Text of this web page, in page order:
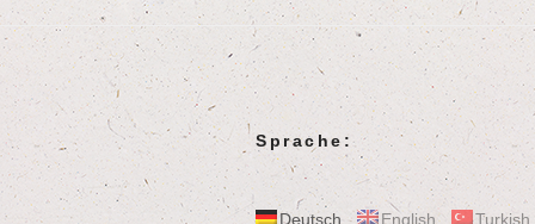
Sprache:
Deutsch English Turkish